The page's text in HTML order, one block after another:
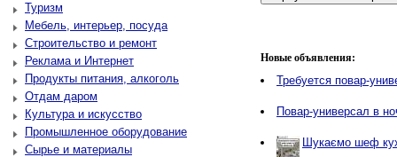
Туризм
Мебель, интерьер, посуда
Строительство и ремонт
Реклама и Интернет
Продукты питания, алкоголь
Отдам даром
Культура и искусство
Промышленное оборудование
Сырье и материалы
Новые объявления:
Требуется повар-
Повар-универсал в
Шукаємо шеф